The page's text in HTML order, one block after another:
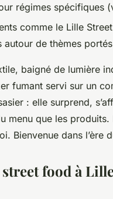
régimes spécifiques
comme le Lille
de thèmes
baigné de lumière
fumant servi sur un
: elle surprend,
menu que les
Bienvenue dans l’ère
food à